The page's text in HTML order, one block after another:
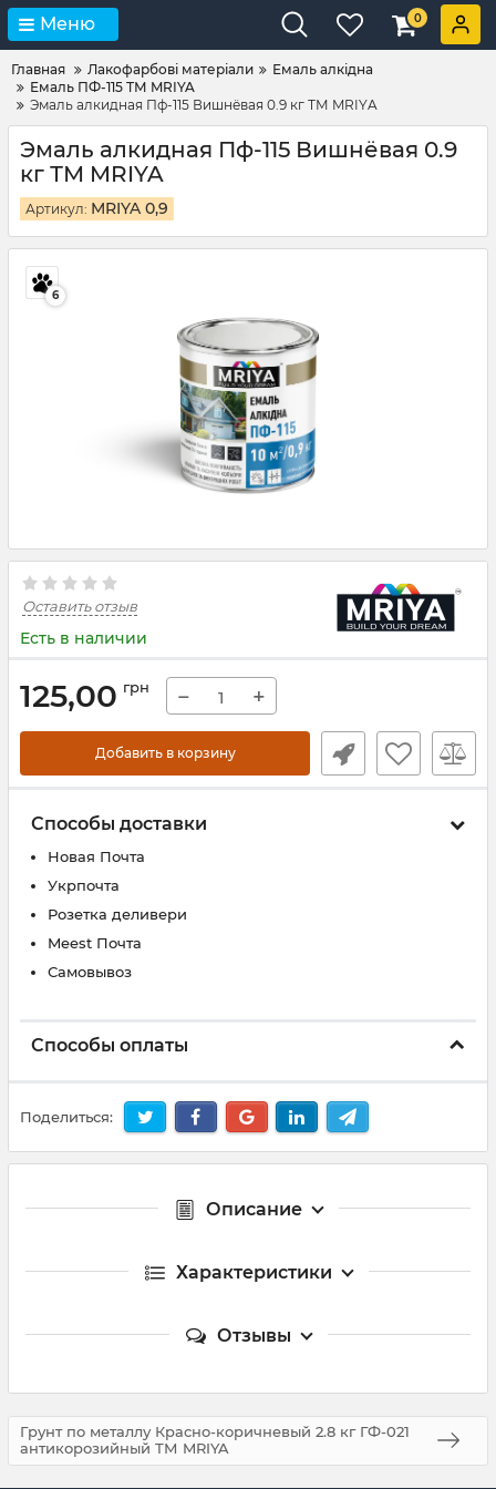
Меню 0
Главная Лакофарбові матеріали
Емаль алкідна
Емаль ПФ-115 ТМ MRIYA
Эмаль алкидная Пф-115 Вишнёвая 0.9 кг ТМ MRIYA
Эмаль алкидная Пф-115 Вишнёвая 0.9
кг ТМ MRIYA
Артикул: MRIYA 0,9
6
Оставить отзыв
Есть в наличии
125,00 грн − +
Добавить в корзину
Способы доставки
Новая Почта
Укрпочта
Розетка деливери
Meest Почта
Самовывоз
Способы оплаты
Поделиться:
Описание
Характеристики
Отзывы
Грунт по металлу Красно-коричневый 2.8 кг ГФ-021
антикорозийный ТМ MRIYA